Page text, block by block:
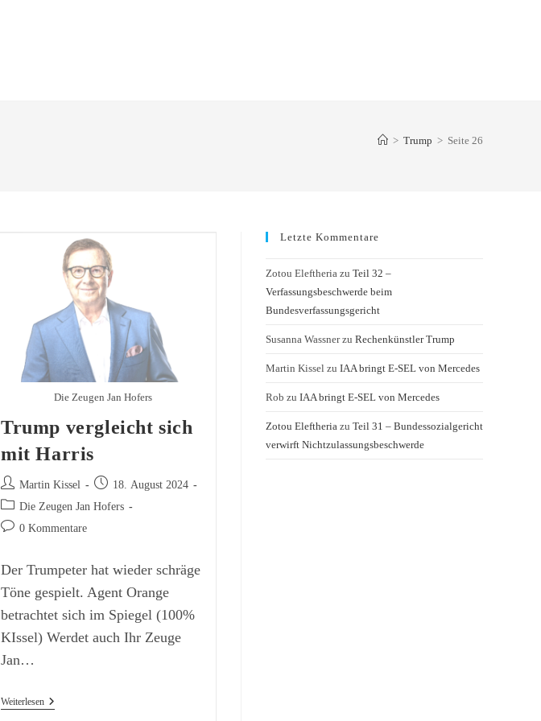
> Trump > Seite 26
Die Zeugen Jan Hofers
Trump vergleicht sich
mit Harris
Beitrags-
Autor:
Martin Kissel
Beitrag
veröffentlicht:
18. August 2024
Beitrags-
Kategorie:
Die Zeugen Jan Hofers
Beitrags-0 Kommentare
Der Trumpeter hat wieder schräge
Töne gespielt. Agent Orange
betrachtet sich im Spiegel (100%
KIssel) Werdet auch Ihr Zeuge
Jan…
WeiterlesenTrump
Vergleicht
Letzte Kommentare
Zotou Eleftheria zu Teil 32 –
Verfassungsbeschwerde beim
Bundesverfassungsgericht
Susanna Wassnerzu Rechenkünstler Trump
Martin Kissel zu IAA bringt E-SEL von Mercedes
Rob zu IAA bringt E-SEL von Mercedes
Zotou Eleftheria zu Teil 31 – Bundessozialgericht
verwirft Nichtzulassungsbeschwerde